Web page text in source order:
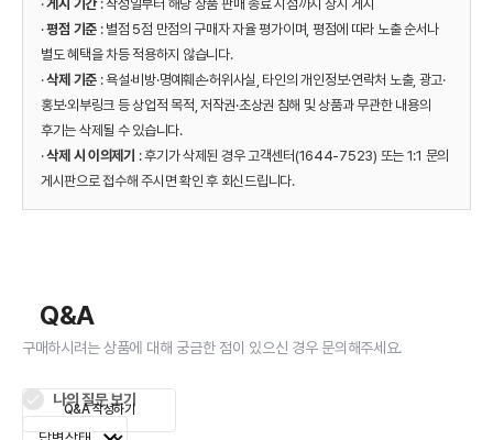
·게시 기간: 작성일부터 해당 상품 판매 종료 시점까지 상시 게시
·평점 기준 : 별점 5점 만점의 구매자 자율 평가이며, 평점에 따라 노출 순서나
별도 혜택을 차등 적용하지 않습니다.
·삭제 기준 : 욕설·비방·명예훼손·허위사실, 타인의 개인정보·연락처 노출, 광고·
홍보·외부링크 등 상업적 목적, 저작권·초상권 침해 및 상품과 무관한 내용의
후기는 삭제될 수 있습니다.
·삭제 시 이의제기 : 후기가 삭제된 경우 고객센터(1644-7523) 또는 1:1 문의
게시판으로 접수해 주시면 확인 후 회신드립니다.
Q&A
구매하시려는 상품에 대해 궁금한 점이 있으신 경우 문의해주세요.
나의 질문 보기
Q&A 작성하기